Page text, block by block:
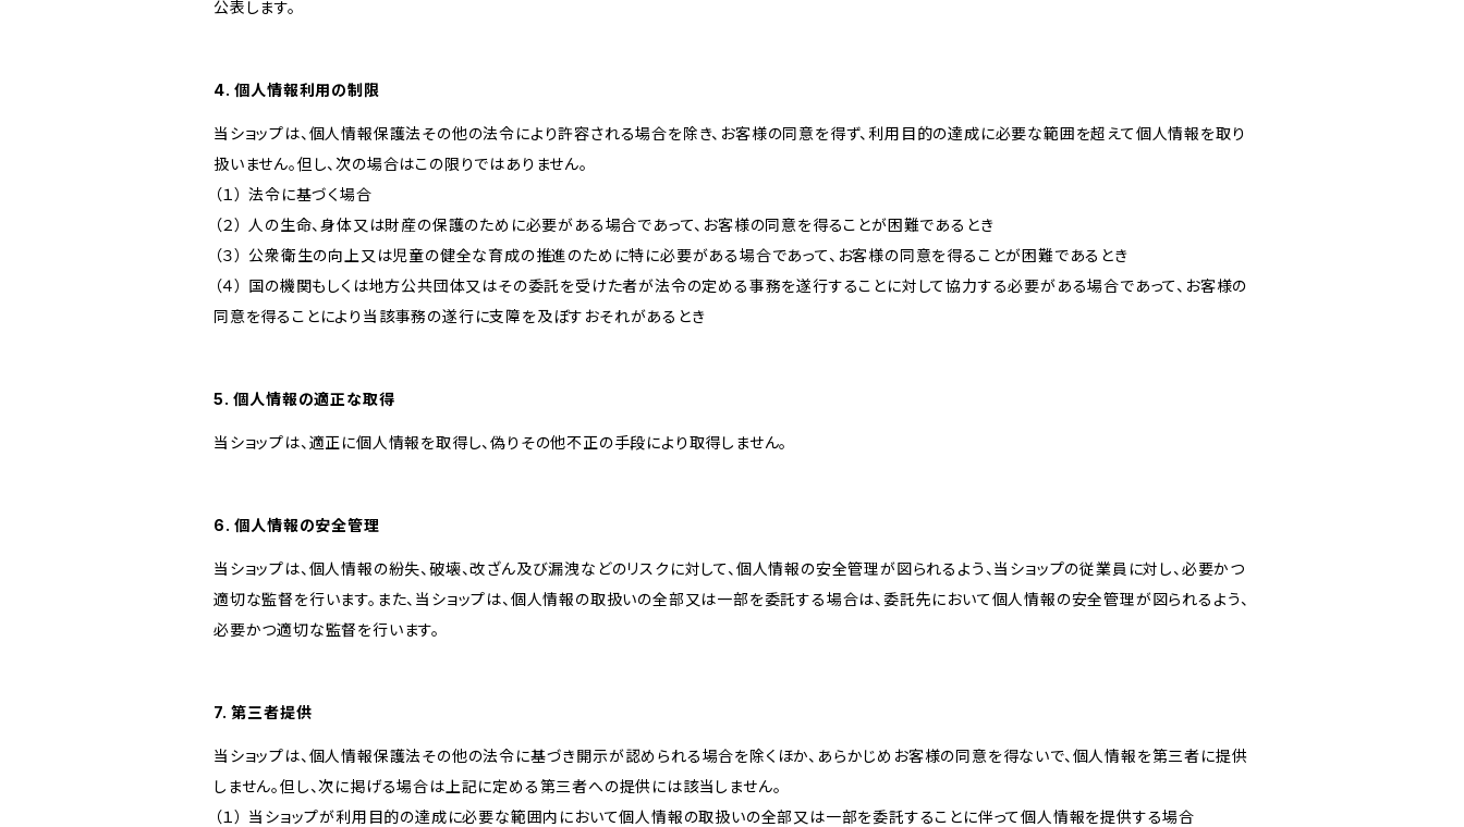
公表します。
4. 個人情報利用の制限
当ショップは、個人情報保護法その他の法令により許容される場合を除き、お客様の同意を得ず、利用目的の達成に必要な範囲を超えて個人情報を取り
扱いません。但し、次の場合はこの限りではありません。
（１） 法令に基づく場合
（２） 人の生命、身体又は財産の保護のために必要がある場合であって、お客様の同意を得ることが困難であるとき
（３） 公衆衛生の向上又は児童の健全な育成の推進のために特に必要がある場合であって、お客様の同意を得ることが困難であるとき
（４） 国の機関もしくは地方公共団体又はその委託を受けた者が法令の定める事務を遂行することに対して協力する必要がある場合であって、お客様の
同意を得ることにより当該事務の遂行に支障を及ぼすおそれがあるとき
5. 個人情報の適正な取得
当ショップは、適正に個人情報を取得し、偽りその他不正の手段により取得しません。
6. 個人情報の安全管理
当ショップは、個人情報の紛失、破壊、改ざん及び漏洩などのリスクに対して、個人情報の安全管理が図られるよう、当ショップの従業員に対し、必要かつ
適切な監督を行います。また、当ショップは、個人情報の取扱いの全部又は一部を委託する場合は、委託先において個人情報の安全管理が図られるよう、
必要かつ適切な監督を行います。
7. 第三者提供
当ショップは、個人情報保護法その他の法令に基づき開示が認められる場合を除くほか、あらかじめお客様の同意を得ないで、個人情報を第三者に提供
しません。但し、次に掲げる場合は上記に定める第三者への提供には該当しません。
（１） 当ショップが利用目的の達成に必要な範囲内において個人情報の取扱いの全部又は一部を委託することに伴って個人情報を提供する場合